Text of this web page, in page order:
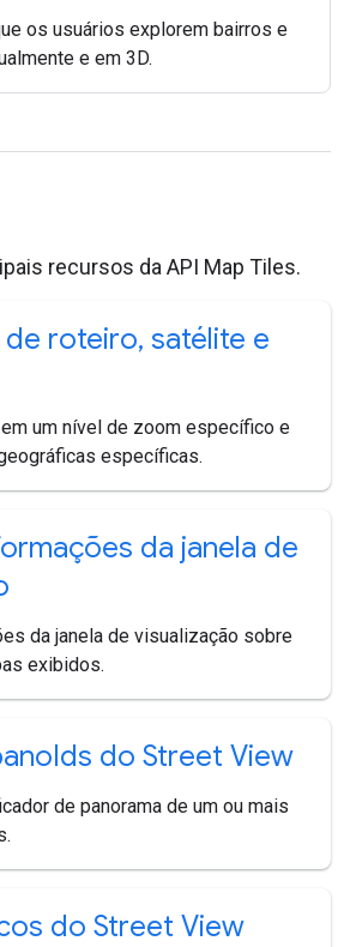
os usuários explorem bairros e
e em 3D.
recursos da API Map Tiles.
de roteiro, satélite e
um nível de zoom específico e
específicas.
da janela de
da janela de visualização sobre
exibidos.
Ids do Street View
de panorama de um ou mais
do Street View